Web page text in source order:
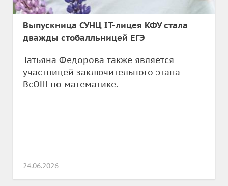
Выпускница СУНЦ IT-лицея КФУ стала
дважды стобалльницей ЕГЭ
Татьяна Федорова также является
участницей заключительного этапа
ВсОШ по математике.
24.06.2026